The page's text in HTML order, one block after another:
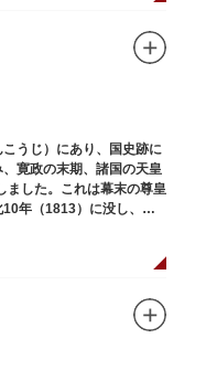
うじ）にあり、国史跡に
寛政の末期、諸国の天皇
ました。これは幕末の尊皇
年（1813）に没し、高
げられています。